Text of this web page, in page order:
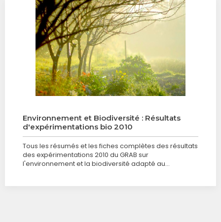
Environnement et Biodiversité : Résultats
d'expérimentations bio 2010
Tous les résumés et les fiches complètes des résultats
des expérimentations 2010 du GRAB sur
l'environnement et la biodiversité adapté au…